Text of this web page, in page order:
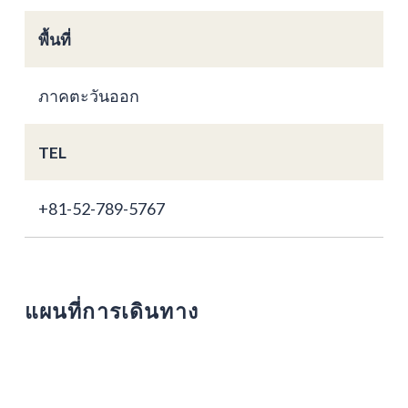
พื้นที่
ภาคตะวันออก
TEL
+81-52-789-5767
แผนที่การเดินทาง